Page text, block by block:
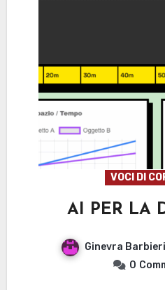
VOCI DI
AI PER LA
Ginevra Barbieri
0